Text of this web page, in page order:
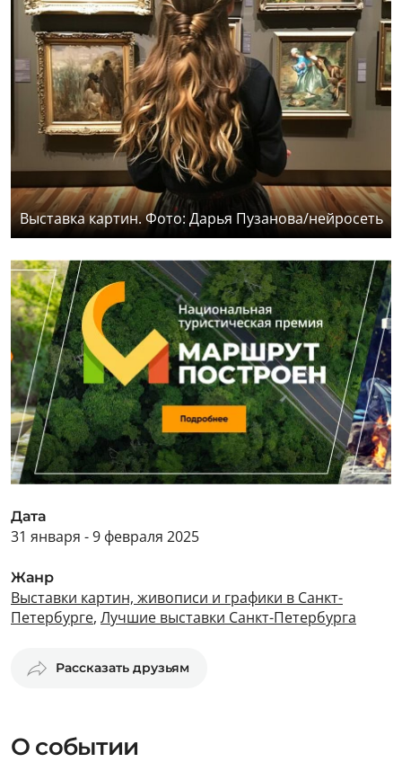
Выставка картин. Фото: Дарья Пузанова/нейросеть
Дата
31 января - 9 февраля 2025
Жанр
Выставки картин, живописи и графики в Санкт-
Петербурге, Лучшие выставки Санкт-Петербурга
Рассказать друзьям
О событии